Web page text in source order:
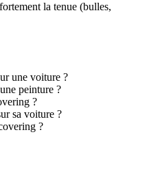
la tenue (bulles,
une voiture ?
peinture ?
?
sa voiture ?
?